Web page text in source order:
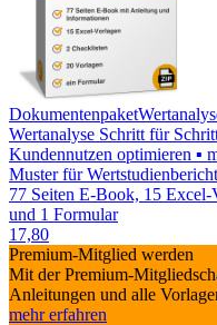
Dokumentenpaket
Wertanalyse Schritt für
Kundennutzen optimieren ▪
Muster für Wertstudienbericht
77 Seiten E-Book, 15
und 1 Formular
17,80
Premium-Mitglied werden
Mit der Premium-
Anleitungen und alle
mehr erfahren